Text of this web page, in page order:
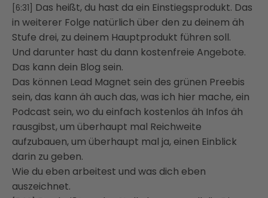
[6:31]
Das heißt, du hast da ein Einstiegsprodukt. Das
in weiterer Folge natürlich über den zu deinem äh
Stufe drei, zu deinem Hauptprodukt führen soll.
Und darunter hast du dann kostenfreie Angebote.
Das kann dein Blog sein.
Das können Lead Magnet sein des grünen Preebis
sein, das kann äh auch das, was ich hier mache, ein
Podcast sein, wo du einfach kostenlos äh Infos äh
rausgibst, um überhaupt mal Reichweite
aufzubauen, um überhaupt mal ja, einen Einblick
darin zu geben.
Wie du eben arbeitest und was dich eben
auszeichnet.